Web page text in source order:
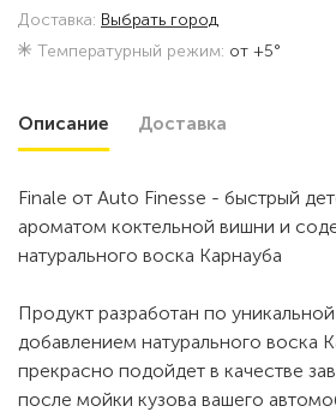
Доставка: Выбрать город
Температурный режим: от +5°
Описание Доставка
Finale от Auto Finesse - быстрый
ароматом коктельной вишни и
натурального воска Карнауба
Продукт разработан по
добавлением натурального воска
прекрасно подойдет в качестве
после мойки кузова вашего